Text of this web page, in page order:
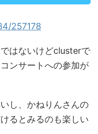
257178
はないけどclusterで
ンサートへの参加が
し、かねりんさんの
るとみるのも楽しい